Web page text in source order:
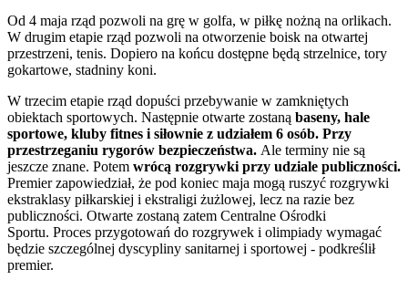
Od 4 maja rząd pozwoli na grę w golfa, w piłkę nożną na orlikach.
W drugim etapie rząd pozwoli na otworzenie boisk na otwartej
przestrzeni, tenis. Dopiero na końcu dostępne będą strzelnice, tory
gokartowe, stadniny koni.
W trzecim etapie rząd dopuści przebywanie w zamkniętych
obiektach sportowych. Następnie otwarte zostaną baseny, hale
sportowe, kluby fitnes i siłownie z udziałem 6 osób. Przy
przestrzeganiu rygorów bezpieczeństwa. Ale terminy nie są
jeszcze znane. Potem wrócą rozgrywki przy udziale publiczności.
Premier zapowiedział, że pod koniec maja mogą ruszyć rozgrywki
ekstraklasy piłkarskiej i ekstraligi żużlowej, lecz na razie bez
publiczności. Otwarte zostaną zatem Centralne Ośrodki
Sportu. Proces przygotowań do rozgrywek i olimpiady wymagać
będzie szczególnej dyscypliny sanitarnej i sportowej - podkreślił
premier.